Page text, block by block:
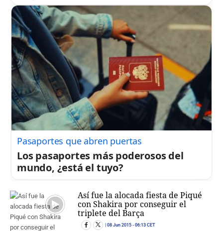
Pasaportes que abren puertas
Los pasaportes más poderosos del
mundo, ¿está el tuyo?
Así fue la alocada fiesta de Piqué
con Shakira por conseguir el
triplete del Barça
08 Jun 2015 - 06:13 CET